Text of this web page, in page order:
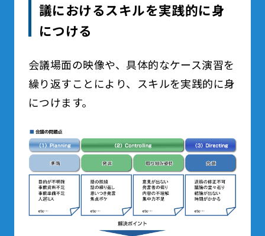
議におけるスキルを実践的に身
につける
会議場面の映像や、具体的なケース演習を
繰り返すことにより、スキルを実践的に身
につけます。